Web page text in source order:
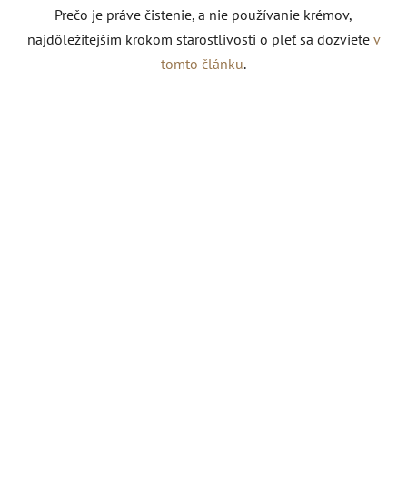
Prečo je práve čistenie, a nie používanie krémov,
najdôležitejším krokom starostlivosti o pleť sa dozviete v
tomto článku.